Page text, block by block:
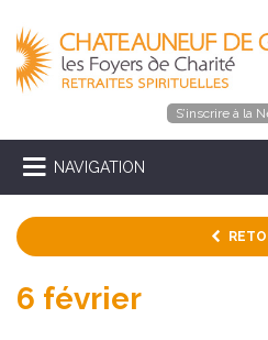
S’inscrire à la
NAVIGATION
6 février